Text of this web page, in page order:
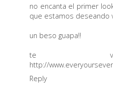
no encanta el primer
que estamos deseando
un beso guapa!!
te
http://
Reply